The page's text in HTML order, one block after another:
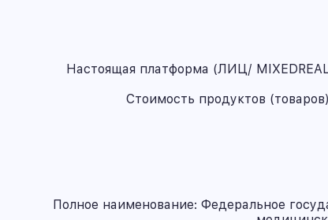
Настоящая платформа (ЛИЦ/
Стоимость продуктов
Полное наименование: Федеральное